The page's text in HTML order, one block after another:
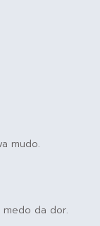
mudo.
medo da dor.